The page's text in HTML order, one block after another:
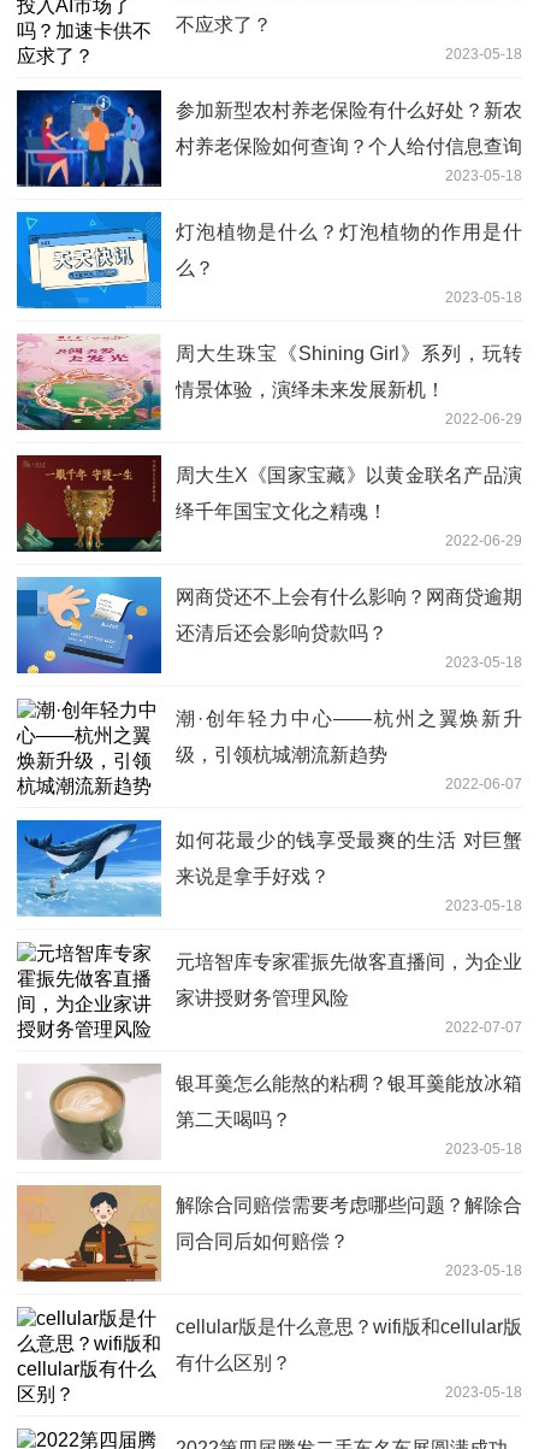
不应求了？
2023-05-18
参加新型农村养老保险有什么好处？新农
村养老保险如何查询？个人给付信息查询
2023-05-18
灯泡植物是什么？灯泡植物的作用是什
么？
2023-05-18
周大生珠宝《Shining Girl》系列，玩转
情景体验，演绎未来发展新机！
2022-06-29
周大生X《国家宝藏》以黄金联名产品演
绎千年国宝文化之精魂！
2022-06-29
网商贷还不上会有什么影响？网商贷逾期
还清后还会影响贷款吗？
2023-05-18
潮·创年轻力中心——杭州之翼焕新升
级，引领杭城潮流新趋势
2022-06-07
如何花最少的钱享受最爽的生活 对巨蟹
来说是拿手好戏？
2023-05-18
元培智库专家霍振先做客直播间，为企业
家讲授财务管理风险
2022-07-07
银耳羹怎么能熬的粘稠？银耳羹能放冰箱
第二天喝吗？
2023-05-18
解除合同赔偿需要考虑哪些问题？解除合
同合同后如何赔偿？
2023-05-18
cellular版是什么意思？wifi版和cellular版
有什么区别？
2023-05-18